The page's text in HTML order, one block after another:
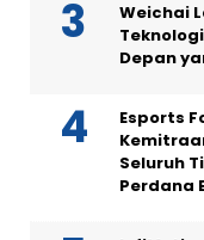
Weichai
Depan
Esports
Seluruh
Perdana